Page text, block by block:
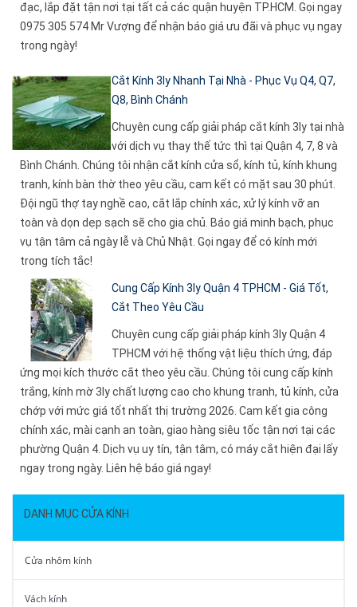
đạc, lắp đặt tận nơi tại tất cả các quận huyện TP.HCM. Gọi ngay
0975 305 574 Mr Vượng để nhận báo giá ưu đãi và phục vụ ngay
trong ngày!
Cắt Kính 3ly Nhanh Tại Nhà - Phục Vụ Q4, Q7,
Q8, Bình Chánh
Chuyên cung cấp giải pháp cắt kính 3ly tại nhà
với dịch vụ thay thế tức thì tại Quận 4, 7, 8 và
Bình Chánh. Chúng tôi nhận cắt kính cửa sổ, kính tủ, kính khung
tranh, kính bàn thờ theo yêu cầu, cam kết có mặt sau 30 phút.
Đội ngũ thợ tay nghề cao, cắt lắp chính xác, xử lý kính vỡ an
toàn và dọn dẹp sạch sẽ cho gia chủ. Báo giá minh bạch, phục
vụ tận tâm cả ngày lễ và Chủ Nhật. Gọi ngay để có kính mới
trong tích tắc!
Cung Cấp Kính 3ly Quận 4 TPHCM - Giá Tốt,
Cắt Theo Yêu Cầu
Chuyên cung cấp giải pháp kính 3ly Quận 4
TPHCM với hệ thống vật liệu thích ứng, đáp
ứng mọi kích thước cắt theo yêu cầu. Chúng tôi cung cấp kính
trắng, kính mờ 3ly chất lượng cao cho khung tranh, tủ kính, cửa
chớp với mức giá tốt nhất thị trường 2026. Cam kết gia công
chính xác, mài cạnh an toàn, giao hàng siêu tốc tận nơi tại các
phường Quận 4. Dịch vụ uy tín, tận tâm, có máy cắt hiện đại lấy
ngay trong ngày. Liên hệ báo giá ngay!
DANH MỤC CỬA KÍNH
Cửa nhôm kính
Vách kính